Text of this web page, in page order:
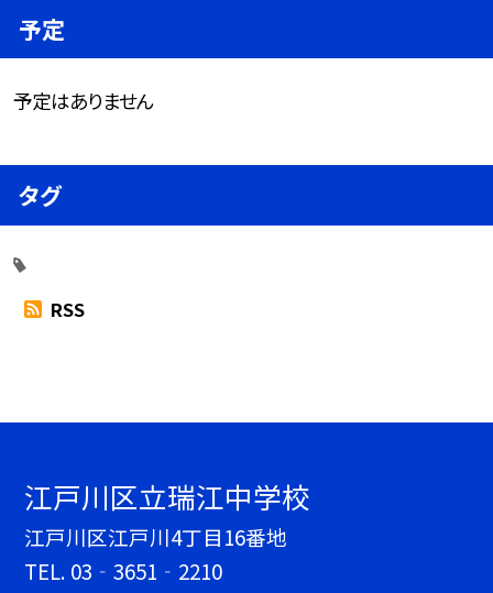
予定
予定はありません
タグ
RSS
江戸川区立瑞江中学校
江戸川区江戸川4丁目16番地
TEL. 03‐3651‐2210